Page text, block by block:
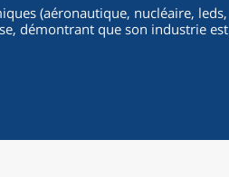
(aéronautique, nucléaire, leds,
démontrant que son industrie est